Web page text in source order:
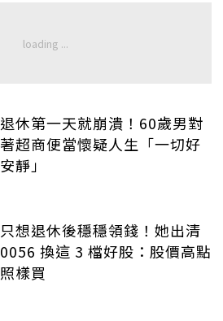
退休第一天就崩潰！60歲男對
著超商便當懷疑人生「一切好
安靜」
只想退休後穩穩領錢！她出清
0056 換這 3 檔好股：股價高點
照樣買